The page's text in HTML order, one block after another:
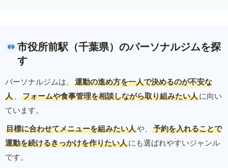
市役所前駅（千葉県）のパーソナルジムを探
す
パーソナルジムは、
運動の進め方を一人で決めるのが不安な
人 、 フォームや食事管理を相談しながら取り組みたい人に向い
ています。
目標に合わせてメニューを組みたい人や、
予約を入れることで
運動を続けるきっかけを作りたい人にも選ばれやすいジャンル
です。